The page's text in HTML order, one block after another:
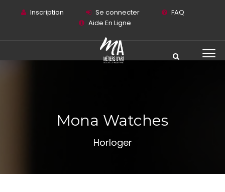
Inscription Se connecter
FAQ
Aide En Ligne
Mona Watches
Horloger